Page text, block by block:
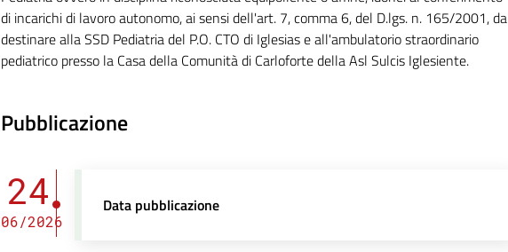
di incarichi di lavoro autonomo, ai sensi dell'art. 7, comma 6, del D.lgs. n. 165/2001, da
destinare alla SSD Pediatria del P.O. CTO di Iglesias e all'ambulatorio straordinario
pediatrico presso la Casa della Comunità di Carloforte della Asl Sulcis Iglesiente.
Pubblicazione
24
06/2026
Data pubblicazione